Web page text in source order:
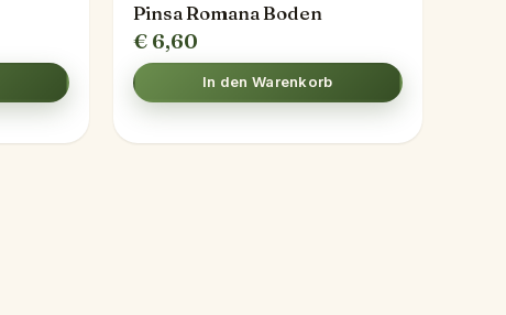
Pinsa Romana Boden
€6,60
In den Warenkorb